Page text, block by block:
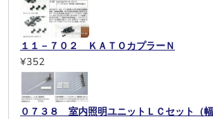
１１－７０２ ＫＡＴＯカプラーＮ
¥352
０７３８ 室内照明ユニットＬＣセット（